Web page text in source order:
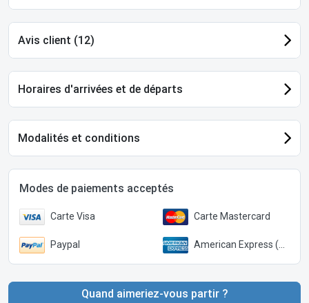
Avis client (12)
Horaires d'arrivées et de départs
Modalités et conditions
Modes de paiements acceptés
Carte Visa Carte Mastercard
Paypal American Express (Paypal)
Quand aimeriez-vous partir ?